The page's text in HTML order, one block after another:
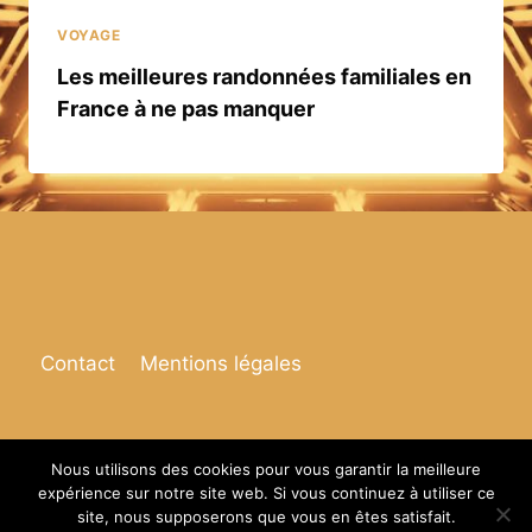
VOYAGE
Les meilleures randonnées familiales en
France à ne pas manquer
Contact Mentions légales
© 2026 Espace de vie
Nous utilisons des cookies pour vous garantir la meilleure
expérience sur notre site web. Si vous continuez à utiliser ce
site, nous supposerons que vous en êtes satisfait.